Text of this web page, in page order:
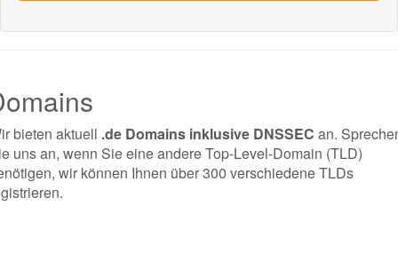
bieten aktuell .de Domains inklusive DNSSEC an.
uns an, wenn Sie eine andere Top-Level-Domain (TLD)
wir können Ihnen über 300 verschiedene TLDs